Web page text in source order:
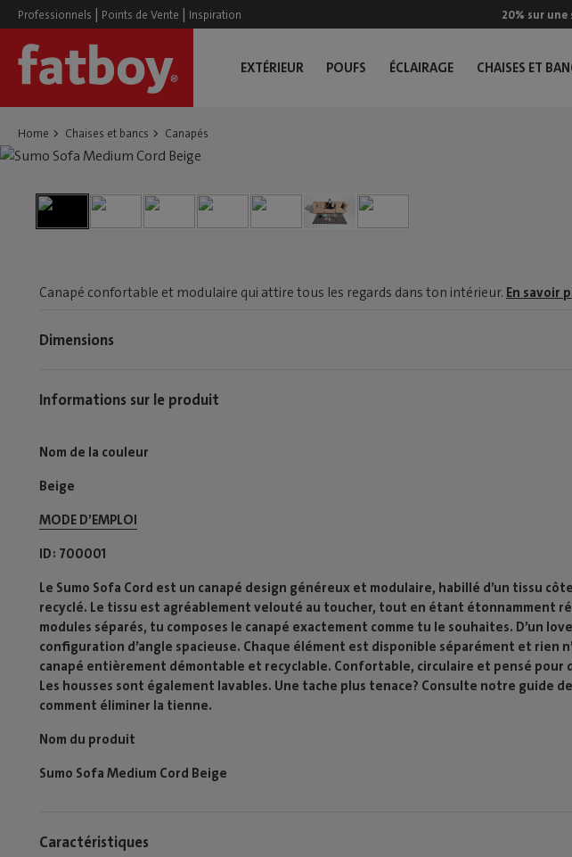
Professionnels | Points de Vente | Inspiration 20% sur
EXTÉRIEUR POUFS ÉCLAIRAGE CHAISES ET
Home Chaises et bancs Canapés
Canapé confortable et modulaire qui attire tous les regards dans ton intérieur. En savoir
Dimensions
Informations sur le produit
Nom de la couleur
Beige
MODE D’EMPLOI​
ID 700001
Le Sumo Sofa Cord est un canapé design généreux et modulaire, habillé d’un tissu
recyclé. Le tissu est agréablement velouté au toucher, tout en étant étonnamment
modules séparés, tu composes le canapé exactement comme tu le souhaites. D’un
configuration d’angle spacieuse. Chaque élément est disponible séparément et rien
canapé entièrement démontable et recyclable. Confortable, circulaire et pensé pour
Les housses sont également lavables. Une tache plus tenace? Consulte notre guide
comment éliminer la tienne.
Nom du produit
Sumo Sofa Medium Cord Beige
Caractéristiques